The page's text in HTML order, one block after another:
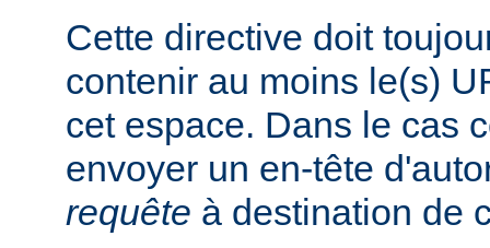
Cette directive doit
contenir au moins le(s)
cet espace. Dans le cas
envoyer un en-tête
requête à destination de